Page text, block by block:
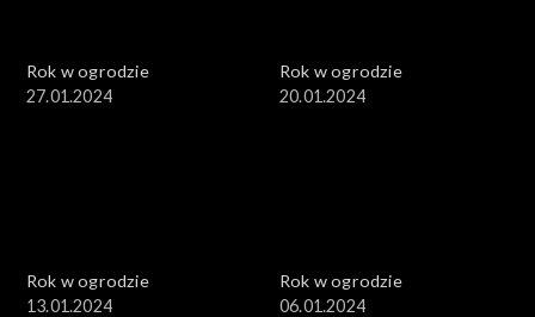
Rok w ogrodzie
27.01.2024
Rok w ogrodzie
20.01.2024
Rok w ogrodzie
13.01.2024
Rok w ogrodzie
06.01.2024